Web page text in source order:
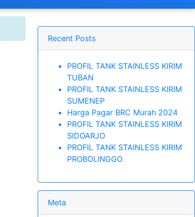
Recent Posts
PROFIL TANK STAINLESS KIRIM
TUBAN
PROFIL TANK STAINLESS KIRIM
SUMENEP
Harga Pagar BRC Murah 2024
PROFIL TANK STAINLESS KIRIM
SIDOARJO
PROFIL TANK STAINLESS KIRIM
PROBOLINGGO
Meta